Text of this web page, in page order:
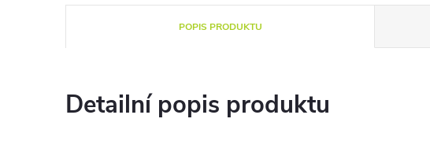
POPIS PRODUKTU
Detailní popis produktu